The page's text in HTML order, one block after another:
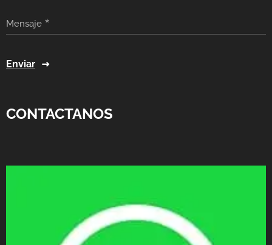
Mensaje
Enviar
CONTACTANOS